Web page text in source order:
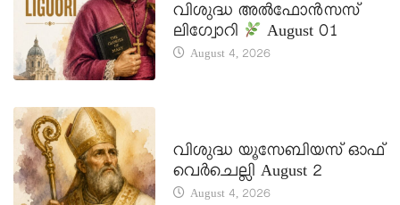
വിശുദ്ധ അൽഫോൻസസ്
ലിഗ്വോറി
August 01
August 4, 2026
വിശുദ്ധ യൂസേബിയസ് ഓഫ്
വെർചെല്ലി August 2
August 4, 2026